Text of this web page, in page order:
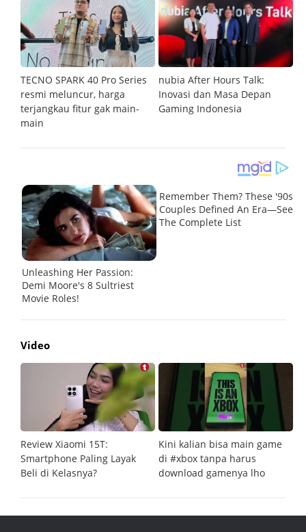
TECNO SPARK 40 Pro Series
resmi meluncur, harga
terjangkau fitur gak main-
main
nubia After Hours Talk:
Inovasi dan Masa Depan
Gaming Indonesia
Video
Review Xiaomi 15T:
Smartphone Paling Layak
Beli di Kelasnya?
Kini kalian bisa main game
di #xbox tanpa harus
download gamenya lho